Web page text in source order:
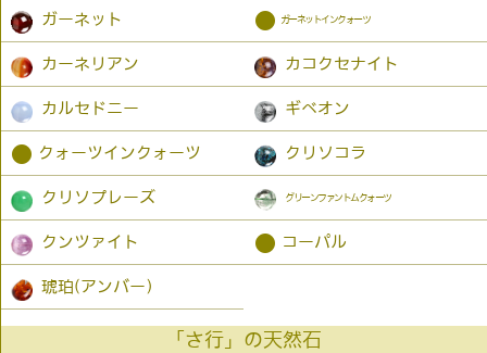
ガーネット ● ガーネットインクォーツ
カーネリアン カコクセナイト
カルセドニー ギベオン
● クォーツインクォーツ クリソコラ
クリソプレーズ グリーンファントムクォーツ
クンツァイト ● コーパル
琥珀(アンバー）
「さ行」の天然石